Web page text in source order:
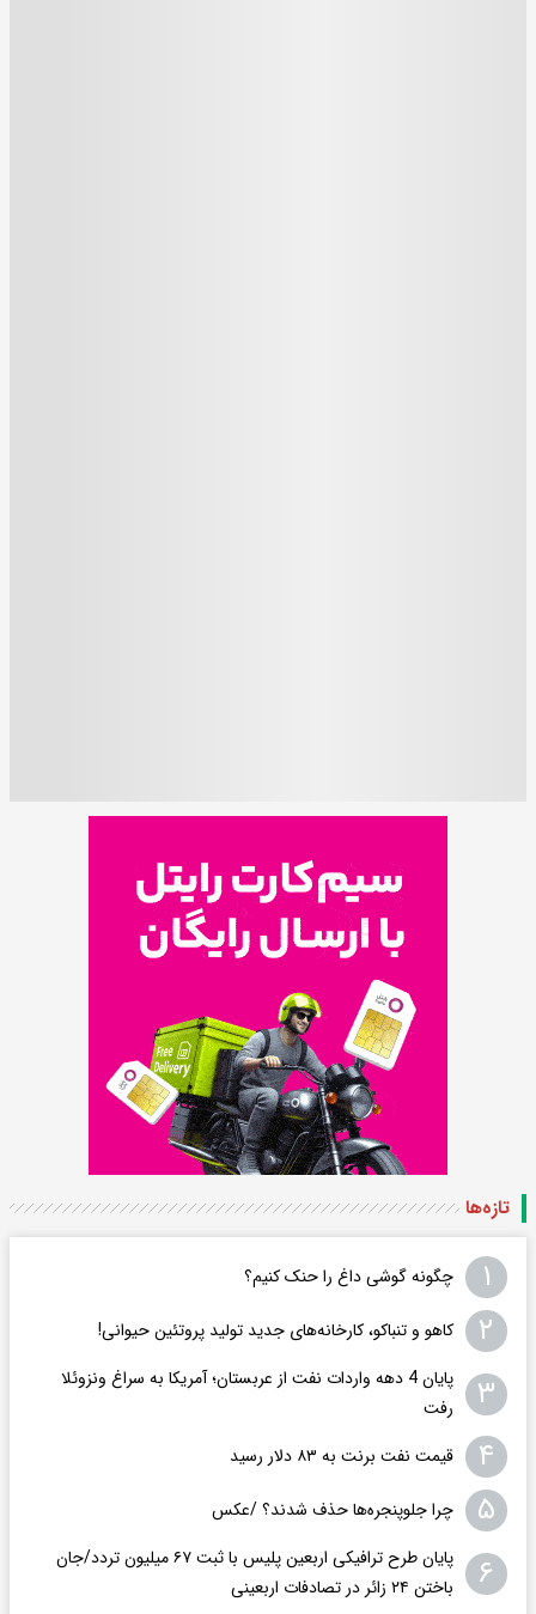
تازه‌ها
۱ چگونه گوشی داغ را حنک کنیم؟
۲ کاهو و تنباکو، کارخانه‌های جدید تولید پروتئین حیوانی!
۳
پایان 4 دهه واردات نفت از عربستان؛ آمریکا به سراغ ونزوئلا
رفت
۴ قیمت نفت برنت به ۸۳ دلار رسید
۵ چرا جلوپنجره‌ها حذف شدند؟ /عکس
۶
پایان طرح ترافیکی اربعین پلیس با ثبت ۶۷ میلیون تردد/جان
باختن ۲۴ زائر در تصادفات اربعینی